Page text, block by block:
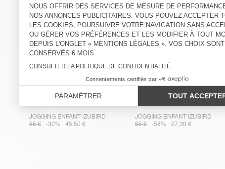
JOGGING ENFANT IZUBIRD
65 €
-30% 45,50 €
JOGGING ENFANT IZUBIRD
65 €
-58% 27,30 €